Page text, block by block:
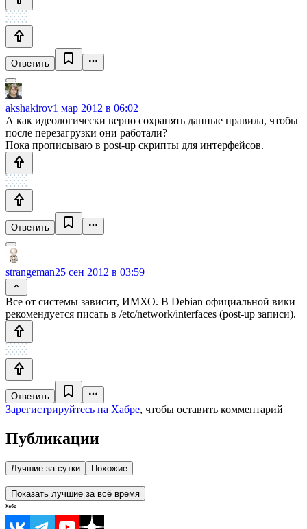
Ответить
akshakirov1 мар 2012 в 06:02
А как идеологически верно сохранять данные правила, чтобы
после перезагрузки они работали?
Пока прописываю в post-up скрипты для интерфейсов.
Ответить
strangeman25 сен 2012 в 03:59
Все от системы зависит, ИМХО. В Debian официальной вики
рекомендуется писать в /etc/network/interfaces (post-up записи).
Ответить
Зарегистрируйтесь на Хабре, чтобы оставить комментарий
Публикации
Лучшие за сутки Похожие
Показать лучшие за всё время